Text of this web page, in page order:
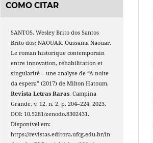
COMO CITAR
SANTOS, Wesley Brito dos Santos
Brito dos; NAOUAR, Oussama Naouar.
Le roman historique contemporain
entre innovation, réhabilitation et
singularité – une analyse de “A noite
da espera” (2017) de Milton Hatoum.
Revista Letras Raras, Campina
Grande, v. 12, n. 2, p. 204–224, 2023.
DOI: 10.5281/zenodo.8302431.
Disponível em:
https://revistas.editora.ufcg.edu.br/in